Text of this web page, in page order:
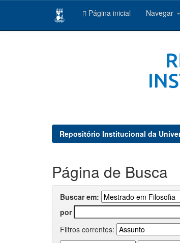
Página inicial Navegar
Repositório Institucional da
Página de Busca
Buscar em:
por
Filtros correntes: